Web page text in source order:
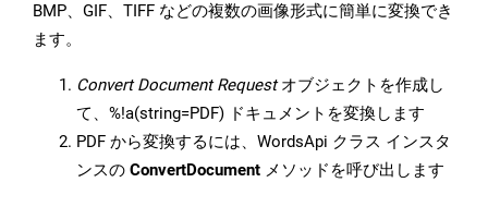
BMP、GIF、TIFF などの複数の画像形式に簡単に変換でき
ます。
Convert Document Requestオブジェクトを作成し
て、%!a(string=PDF) ドキュメントを変換します
PDF から変換するには、WordsApi クラス インスタ
ンスの ConvertDocument メソッドを呼び出します